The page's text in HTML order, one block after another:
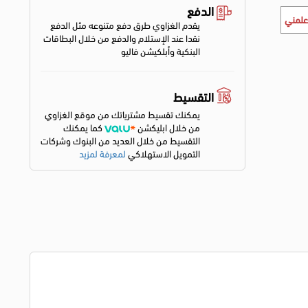
الدفع
يقدم الغزاوي طرق دفع متنوعه مثل الدفع
نقدا عند الإستلام والدفع من خلال البطاقات
البنكية وأبلكيشن فاليو
التقسيط
يمكنك تقسيط مشترياتك من موقع الغزاوي
من خلال ابليكشن
كما يمكنك
التقسيط من خلال العديد من البنوك وشركات
التمويل الاستهلاكيلمعرفة لمزيد